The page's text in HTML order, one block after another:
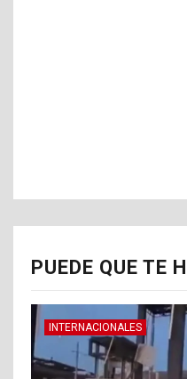
PUEDE QUE TE
INTERNACIONALES